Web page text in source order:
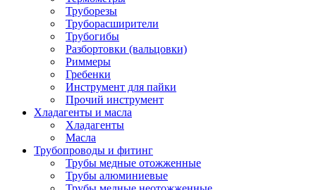
Труборезы
Труборасширители
Трубогибы
Разбортовки (вальцовки)
Риммеры
Гребенки
Инструмент для пайки
Прочий инструмент
Хладагенты и масла
Хладагенты
Масла
Трубопроводы и фитинг
Трубы медные отожженные
Трубы алюминиевые